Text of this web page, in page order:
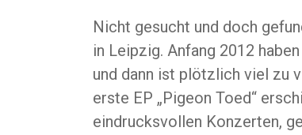
Nicht gesucht und doch
in Leipzig. Anfang 2012
und dann ist plötzlich viel zu
erste EP „Pigeon Toed“
eindrucksvollen Konzerten,